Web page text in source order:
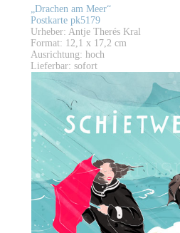
„Drachen am Meer“
Postkarte pk5179
Urheber: Antje Therés Kral
Format: 12,1 x 17,2 cm
Ausrichtung: hoch
Lieferbar: sofort